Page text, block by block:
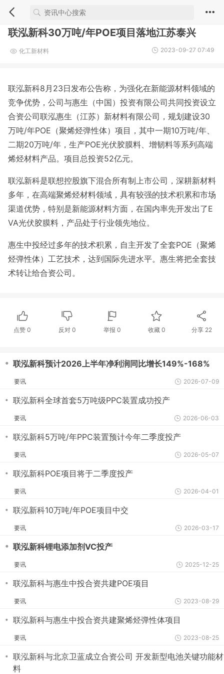
联泓新科30万吨/年POE项目落地江苏泰兴
化工新材料 2023-09-27 07:49
联泓新科8月23日发布公告称，为强化在新能源材料领域的
竞争优势，公司与惠生（中国）投资有限公司共同投资设立
合资公司联泓惠生（江苏）新材料有限公司，规划建设30
万吨/年POE（聚烯烃弹性体）项目，其中一期10万吨/年、
二期20万吨/年，生产POE光伏胶膜料、增韧料等系列高端
烯烃材料产品。项目总投资52亿元。
联泓新科是联想控股旗下混合所有制上市公司，深耕新材料
多年，在高端聚烯烃材料领域，具有较强的技术积累和市场
渠道优势，特别是新能源材料方面，在国内率先开发出了E
VA光伏胶膜料，产品处于行业领先地位。
惠生中投经过多年的技术积累，自主开发了全套POE（聚烯
烃弹性体）工艺技术，达到国际先进水平。惠生将把全套技
术转让给合资公司。
点赞0 反对 0 举报 0 收藏 0 分享 22
・ 联泓新科预计2026上半年净利润同比增长149%-168%
要讯 2026-07-09
・ 联泓新科全球首套5万吨级PPC装置成功投产
要讯 2026-06-03
・ 联泓新科5万吨/年PPC装置预计今年二季度投产
要讯 2026-05-07
・ 联泓新科POE项目将于二季度投产
要讯 2026-04-01
・ 联泓新科10万吨/年POE项目中交
要讯 2026-03-17
・ 联泓新科锂电添加剂VC投产
要讯 2025-12-25
・ 联泓新科与惠生中投合资共建POE项目
要讯 2023-08-29
・ 联泓新科与惠生中投合资共建聚烯烃弹性体项目
要讯 2023-08-25
・ 联泓新科与北京卫蓝成立合资公司 开发新型电池关键功能材
料